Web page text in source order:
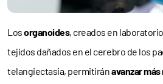
Losorganoides, creados en laboratorio
tejidos dañados en el cerebro de los
telangiectasia, permitiránavanzar